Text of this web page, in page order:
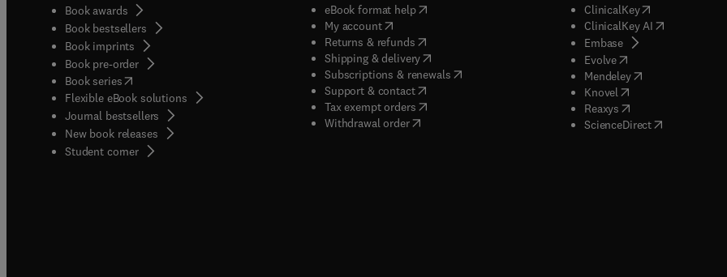
Book awards
Book bestsellers
Book imprints
Book pre-order
Book series(opens in new tab/window
Flexible eBook solutions
Journal bestsellers
New book releases
Student corner( opens in new tab/window
eBook format help( opens in new tab/window
My account( opens in new tab/window
Returns & refunds( opens in new tab/window
Shipping & delivery(opens in new tab/window
Subscriptions & renewals( opens in new tab/window
)
Support & contact( opens in new tab/window
Tax exempt orders( opens in new tab/window
Withdrawal order
ClinicalKey(opens in new
ClinicalKey AI( opens in new
Embase( opens in new tab/
Evolve( opens in new tab/
Mendeley( opens in new tab/
Knovel opens in new tab/
Reaxys opens in new tab/
ScienceDirect( opens in new